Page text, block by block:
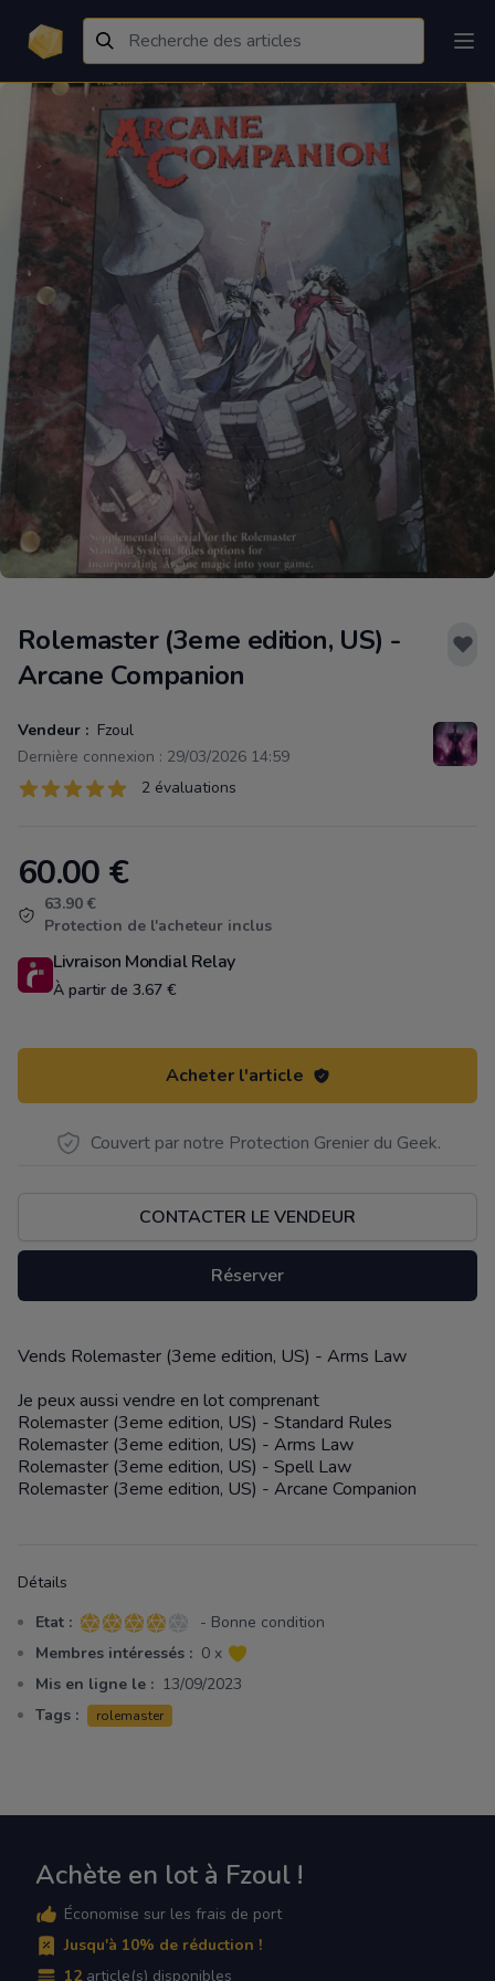
Rolemaster (3eme edition, US) -
Arcane Companion
Vendeur : Fzoul
Dernière connexion : 29/03/2026 14:59
Évaluations
2 sur 5 étoiles 2 évaluations
Product information
60.00 €
63.90 €
Protection de l'acheteur inclus
Livraison Mondial Relay
À partir de 3.67 €
Acheter l'article
Couvert par notre Protection Grenier du Geek.
CONTACTER LE VENDEUR
Réserver
Description
Vends Rolemaster (3eme edition, US) - Arms Law
Je peux aussi vendre en lot comprenant
Rolemaster (3eme edition, US) - Standard Rules
Rolemaster (3eme edition, US) - Arms Law
Rolemaster (3eme edition, US) - Spell Law
Rolemaster (3eme edition, US) - Arcane Companion
Détails
Etat : 4 sur 5 étoiles
- Bonne condition
Membres intéressés : 0 x
Mis en ligne le : 13/09/2023
Tags :
rolemaster
Achète en lot à Fzoul !
Économise sur les frais de port
Jusqu'à 10% de réduction !
12 article(s) disponibles